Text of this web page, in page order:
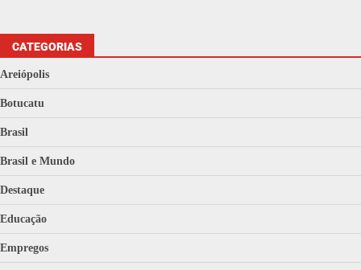
CATEGORIAS
Areiópolis
Botucatu
Brasil
Brasil e Mundo
Destaque
Educação
Empregos